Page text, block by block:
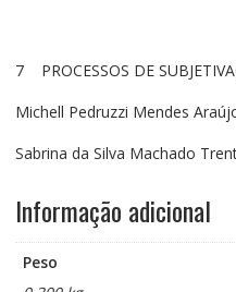
7 PROCESSOS DE
Michell Pedruzzi Mendes
Sabrina da Silva Machado
Informação adicional
Peso